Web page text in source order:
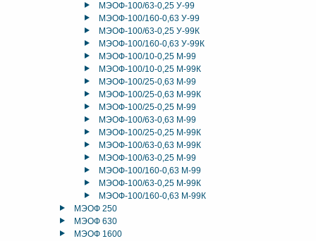
МЭОФ-100/63-0,25 У-99
МЭОФ-100/160-0,63 У-99
МЭОФ-100/63-0,25 У-99К
МЭОФ-100/160-0,63 У-99К
МЭОФ-100/10-0,25 М-99
МЭОФ-100/10-0,25 М-99К
МЭОФ-100/25-0,63 М-99
МЭОФ-100/25-0,63 М-99К
МЭОФ-100/25-0,25 М-99
МЭОФ-100/63-0,63 М-99
МЭОФ-100/25-0,25 М-99К
МЭОФ-100/63-0,63 М-99К
МЭОФ-100/63-0,25 М-99
МЭОФ-100/160-0,63 М-99
МЭОФ-100/63-0,25 М-99К
МЭОФ-100/160-0,63 М-99К
МЭОФ 250
МЭОФ 630
МЭОФ 1600